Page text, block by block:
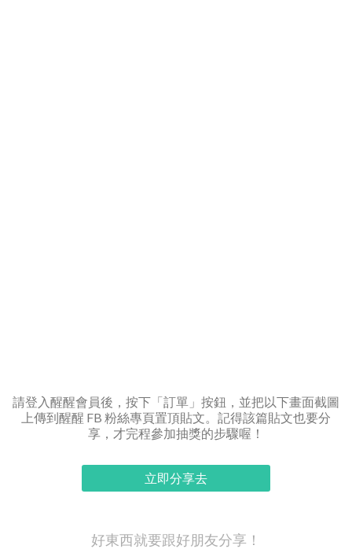
請登入醒醒會員後，按下「訂單」按鈕，並把以下畫面截圖
上傳到醒醒 FB 粉絲專頁置頂貼文。記得該篇貼文也要分
享，才完程參加抽獎的步驟喔！
立即分享去
好東西就要跟好朋友分享！